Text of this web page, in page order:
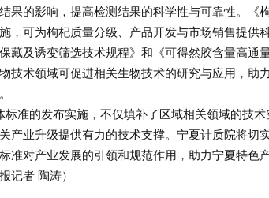
果的影响，提高检测结果的科学性与可靠性。《
，可为枸杞质量分级、产品开发与市场销售提供
藏及诱变筛选技术规程》和《可得然胶含量高通
技术领域可促进相关生物技术的研究与应用，助
的发布实施，不仅填补了区域相关领域的技术
产业升级提供有力的技术支撑。宁夏计质院将切
准对产业发展的引领和规范作用，助力宁夏特色
记者 陶涛）